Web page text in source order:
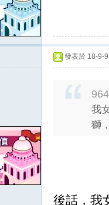
發表於 18-9-
我
獅
後話，我